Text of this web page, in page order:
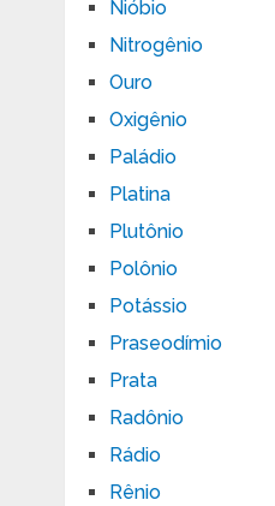
Nióbio
Nitrogênio
Ouro
Oxigênio
Paládio
Platina
Plutônio
Polônio
Potássio
Praseodímio
Prata
Radônio
Rádio
Rênio